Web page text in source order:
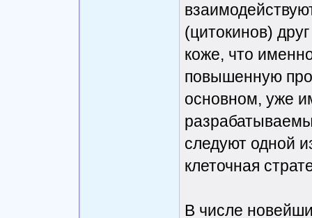
(цитокинов)
коже, что
повышенную
основном, уже
следуют одной
клеточная
В числе